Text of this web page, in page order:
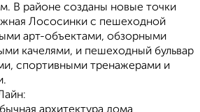
В районе созданы новые точки
Лососинки с пешеходной
арт-объектами, обзорными
качелями, и пешеходный бульвар
спортивными тренажерами и